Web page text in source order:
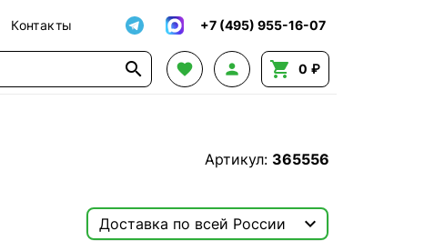
Контакты +7 (495) 955-16-07
    0 ₽
Артикул: 365556
Доставка по всей России 